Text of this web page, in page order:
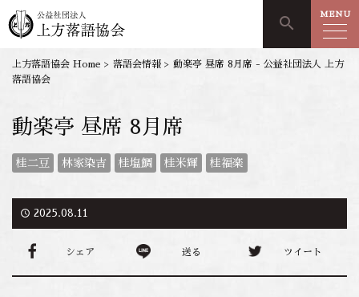
search MENU
上方落語協会 Home > 落語会情報 > 動楽亭 昼席 8月席 - 公益社団法人 上方
落語協会
動楽亭 昼席 8月席
桂二豆 林家染吉 桂塩鯛 桂米輝 桂福楽
access_time 2025.08.11
シェア 送る ツイート